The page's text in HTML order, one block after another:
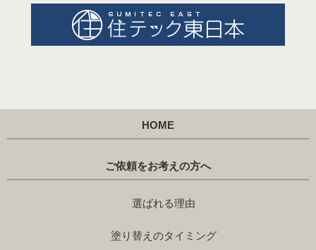
HOME
ご依頼をお考えの方へ
選ばれる理由
塗り替えのタイミング